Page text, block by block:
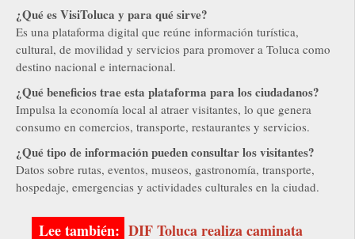
¿Qué es VisiToluca y para qué sirve?
Es una plataforma digital que reúne información turística,
cultural, de movilidad y servicios para promover a Toluca como
destino nacional e internacional.
¿Qué beneficios trae esta plataforma para los ciudadanos?
Impulsa la economía local al atraer visitantes, lo que genera
consumo en comercios, transporte, restaurantes y servicios.
¿Qué tipo de información pueden consultar los visitantes?
Datos sobre rutas, eventos, museos, gastronomía, transporte,
hospedaje, emergencias y actividades culturales en la ciudad.
DIF Toluca realiza caminata